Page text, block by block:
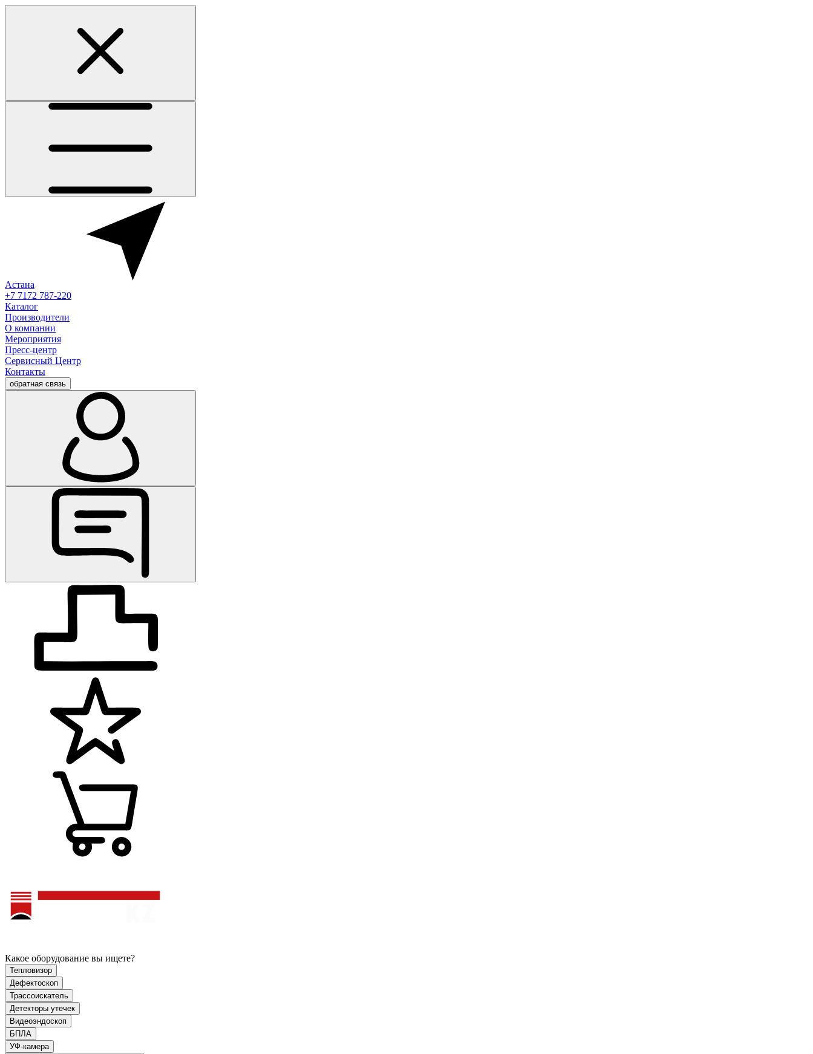
Астана
+7 7172 787-220
Каталог
Производители
О компании
Мероприятия
Пресс-центр
Сервисный Центр
Контакты
обратная связь
Какое оборудование вы ищете?
Тепловизор
Дефектоскоп
Трассоискатель
Детекторы утечек
Видеоэндоскоп
БПЛА
УФ-камера